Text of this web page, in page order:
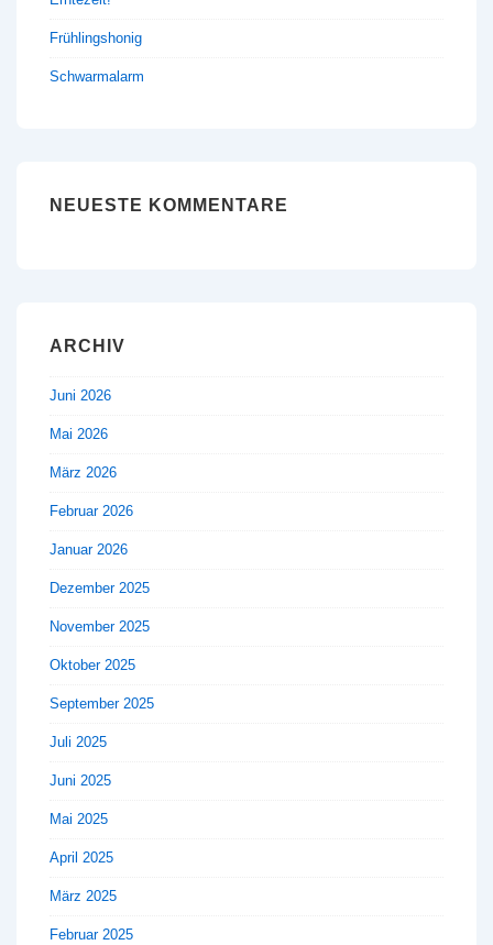
Frühlingshonig
Schwarmalarm
NEUESTE KOMMENTARE
ARCHIV
Juni 2026
Mai 2026
März 2026
Februar 2026
Januar 2026
Dezember 2025
November 2025
Oktober 2025
September 2025
Juli 2025
Juni 2025
Mai 2025
April 2025
März 2025
Februar 2025